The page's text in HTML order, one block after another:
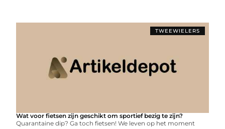
TWEEWIELERS
Wat voor fietsen zijn geschikt om sportief bezig te zijn?
Quarantaine dip? Ga toch fietsen! We leven op het moment